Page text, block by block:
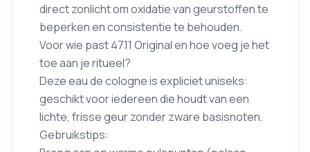
direct zonlicht om oxidatie van geurstoffen te
beperken en consistentie te behouden.
Voor wie past 4711 Original en hoe voeg je het
toe aan je ritueel?
Deze eau de cologne is expliciet uniseks:
geschikt voor iedereen die houdt van een
lichte, frisse geur zonder zware basisnoten.
Gebruikstips: